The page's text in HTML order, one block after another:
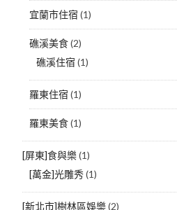
宜蘭市住宿 (1)
礁溪美食(2)
礁溪住宿 (1)
羅東住宿 (1)
羅東美食(1)
[屏東]食與樂(1)
[萬金]光雕秀(1)
[新北市]樹林區娛樂(2)